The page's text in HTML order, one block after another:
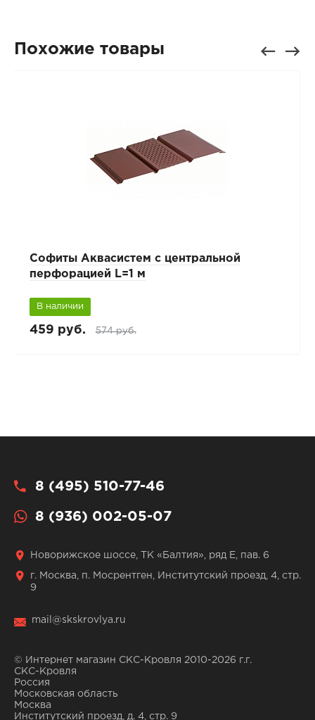
Похожие товары
Софиты Аквасистем с центральной
перфорацией L=1 м
В наличии
459 руб. 574 руб.
8 (495) 510-77-46
8 (936) 002-05-07
Новорижское шоссе, ТК «Балтия», ряд Е, пав. 6
г. Москва, п. Мосрентген, Институтский проезд, 4, стр.
9
mail@skskrovlya.ru
© Интернет магазин СКС-Кровля 2010-2026 г.г.
СКС-Кровля
Россия
Московская область
Москва
Институтский проезд, д. 4, стр. 9